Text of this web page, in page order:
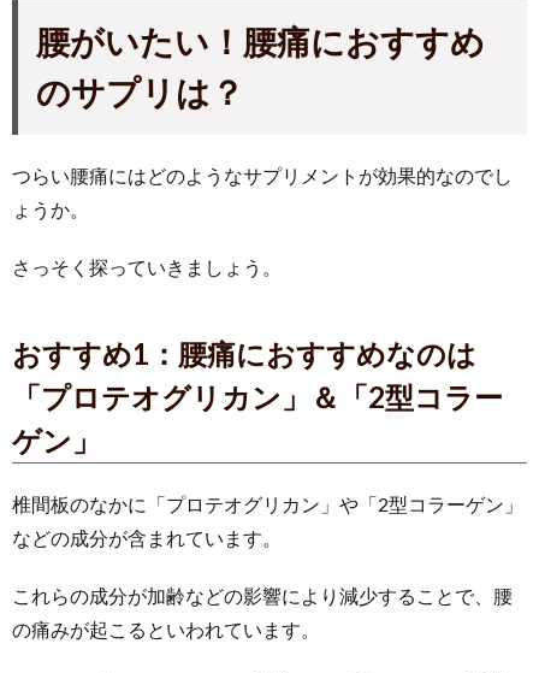
腰がいたい！腰痛におすすめ
のサプリは？
つらい腰痛にはどのようなサプリメントが効果的なのでし
ょうか。
さっそく探っていきましょう。
おすすめ1：腰痛におすすめなのは
「プロテオグリカン」＆「2型コラー
ゲン」
椎間板のなかに「プロテオグリカン」や「2型コラーゲン」
などの成分が含まれています。
これらの成分が加齢などの影響により減少することで、腰
の痛みが起こるといわれています。